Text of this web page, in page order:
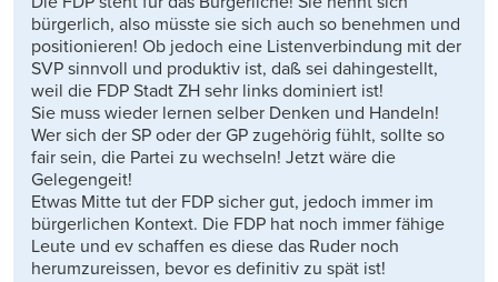
bürgerlich, also müsste sie sich auch so benehmen und
positionieren! Ob jedoch eine Listenverbindung mit der
SVP sinnvoll und produktiv ist, daß sei dahingestellt,
weil die FDP Stadt ZH sehr links dominiert ist!
Sie muss wieder lernen selber Denken und Handeln!
Wer sich der SP oder der GP zugehörig fühlt, sollte so
fair sein, die Partei zu wechseln! Jetzt wäre die
Gelegengeit!
Etwas Mitte tut der FDP sicher gut, jedoch immer im
bürgerlichen Kontext. Die FDP hat noch immer fähige
Leute und ev schaffen es diese das Ruder noch
herumzureissen, bevor es definitiv zu spät ist!